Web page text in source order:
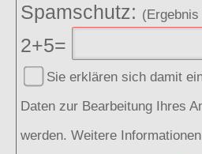
Spamschutz:
2+5=
Sie erklären sich damit
Daten zur Bearbeitung Ihres
werden. Weitere